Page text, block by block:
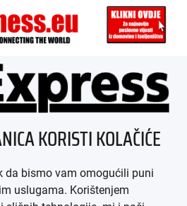
UNS
AGB
KORISTI KOLAČIĆE
da bismo vam omogućili puni
uslugama. Korištenjem